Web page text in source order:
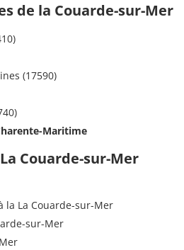
de la Couarde-sur-Mer
(17590)
Maritime
Couarde-sur-Mer
la La Couarde-sur-Mer
sur-Mer